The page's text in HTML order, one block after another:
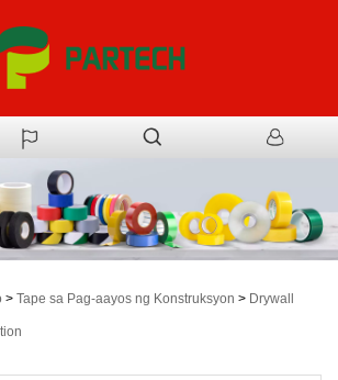
> Tape sa Pag-aayos ng Konstruksyon > Drywall